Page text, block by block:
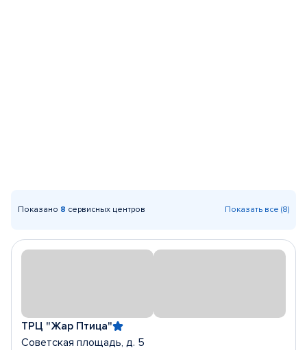
Показано 8 сервисных центров Показать все (8)
ТРЦ "Жар Птица"
Советская площадь, д. 5